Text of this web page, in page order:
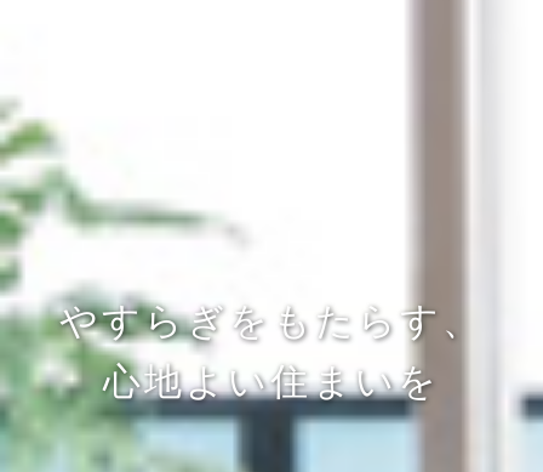
やすらぎをもたらす、
心地よい住まいを